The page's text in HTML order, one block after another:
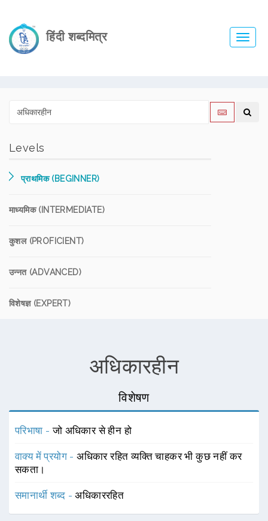
हिंदी शब्दमित्र
Levels
प्राथमिक (BEGINNER)
माध्यमिक (INTERMEDIATE)
कुशल (PROFICIENT)
उन्नत (ADVANCED)
विशेषज्ञ (EXPERT)
अधिकारहीन
विशेषण
परिभाषा -जो अधिकार से हीन हो
वाक्य में प्रयोग -अधिकार रहित व्यक्ति चाहकर भी कुछ नहीं कर
सकता।
समानार्थी शब्द -अधिकाररहित